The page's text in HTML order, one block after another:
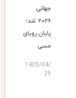
جهانی
۲۰۲۶ شد؛
پایان رویای
مسی
1405/04/
29